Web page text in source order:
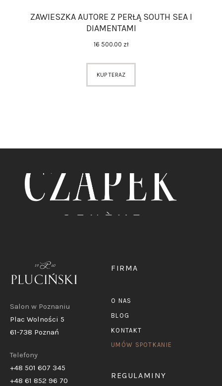
ZAWIESZKA AUTORE Z PERŁĄ SOUTH SEA I
DIAMENTAMI
16 500.00 zł
KUP TERAZ
Salon w Poznaniu
Plac Wolności 5
61-738 Poznań
Telefony
+48 501 607 345
+48 61 852 96 70
FIRMA
O NAS
BLOG
KONTAKT
UMÓW SPOTKANIE
REGULAMINY